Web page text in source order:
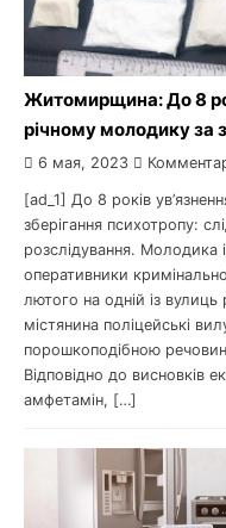
Житомирщина: До 8
річному молодику за
6 мая, 2023
[ad_1] До 8 років
зберігання психотропу:
розслідування. Молодика
оперативники
лютого на одній із
містянина поліцейські
порошкоподібною
Відповідно до висновків
амфетамін, […]